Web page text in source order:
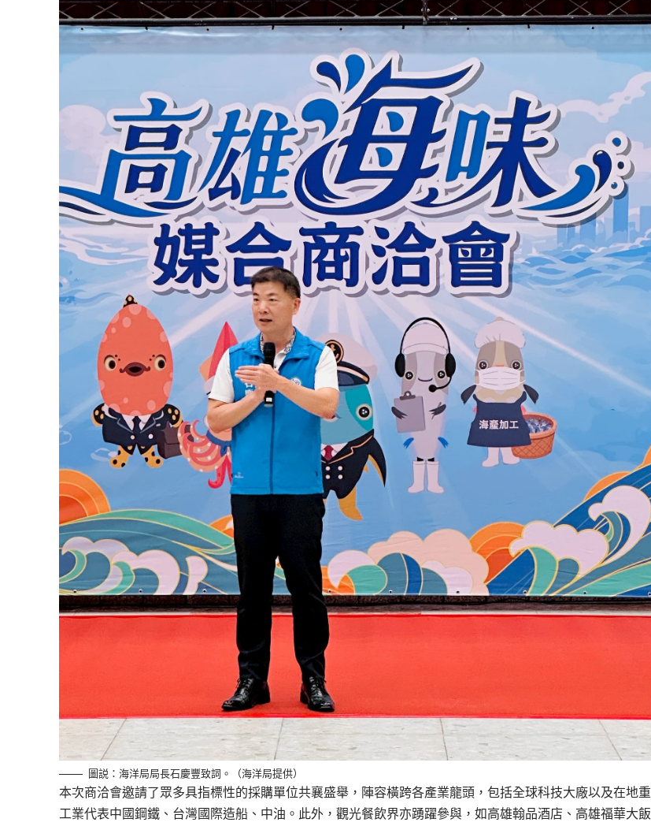
圖説：海洋局局長石慶豐致詞。（海洋局提供）
本次商洽會邀請了眾多具指標性的採購單位共襄盛舉，陣容橫跨各產業龍頭，包括全球科技大廠以及在地重
工業代表中國鋼鐵、台灣國際造船、中油。此外，觀光餐飲界亦踴躍參與，如高雄翰品酒店、高雄福華大飯